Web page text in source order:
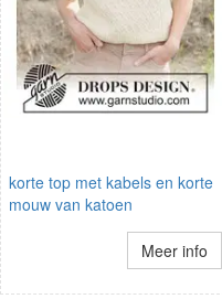
korte top met kabels en korte
mouw van katoen
Meer info